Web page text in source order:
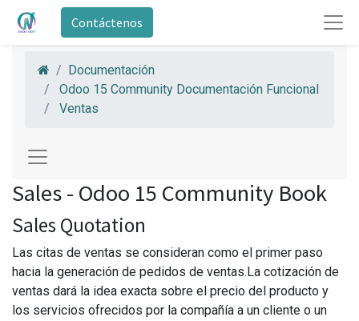
Contáctenos
Documentación
Odoo 15 Community Documentación Funcional
Ventas
Sales - Odoo 15 Community Book
Sales Quotation
Las citas de ventas se consideran como el primer paso
hacia la generación de pedidos de ventas.La cotización de
ventas dará la idea exacta sobre el precio del producto y
los servicios ofrecidos por la compañía a un cliente o un